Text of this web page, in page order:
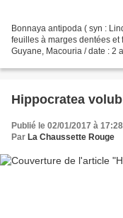
Bonnaya antipoda ( syn :
feuilles à marges dentées et
Guyane, Macouria / date : 2
Hippocratea
Publié le 02/01/2017 à 17:28
Par La Chaussette Rouge